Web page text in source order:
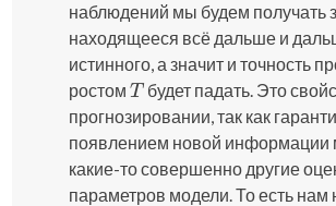
наблюдений мы будем получать
находящееся всё дальше и
истинного, а значит и точность
ростомT
T будет падать. Это
прогнозировании, так как
появлением новой информации
какие-то совершенно другие
параметров модели. То есть нам